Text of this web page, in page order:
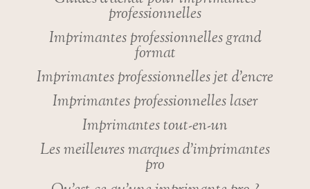
professionnelles
Imprimantes professionnelles grand
format
Imprimantes professionnelles jet d’encre
Imprimantes professionnelles laser
Imprimantes tout-en-un
Les meilleures marques d’imprimantes
pro